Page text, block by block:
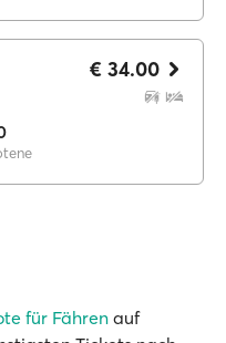
€ 34.00
für Fährenauf